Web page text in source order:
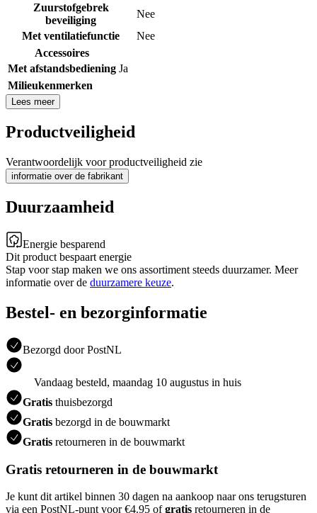
Zuurstofgebrek
beveiliging
Nee
Met ventilatiefunctie
Nee
Accessoires
Met afstandsbediening Ja
Milieukenmerken
Lees meer
Productveiligheid
Verantwoordelijk voor productveiligheid zie
informatie over de fabrikant
Duurzaamheid
Energie besparend
Dit product bespaart energie
Stap voor stap maken we ons assortiment steeds duurzamer. Meer
informatie over de duurzamere keuze.
Bestel- en bezorginformatie
Bezorgd door PostNL
Vandaag besteld, maandag 10 augustus in huis
Gratis thuisbezorgd
Gratis bezorgd in de bouwmarkt
Gratis retourneren in de bouwmarkt
Gratis retourneren in de bouwmarkt
Je kunt dit artikel binnen 30 dagen na aankoop naar ons terugsturen
via een PostNL-punt voor €4.95 ofgratis retourneren in de